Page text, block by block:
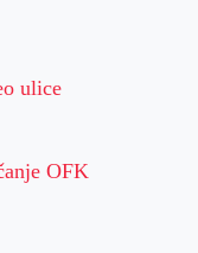
ulice
OFK